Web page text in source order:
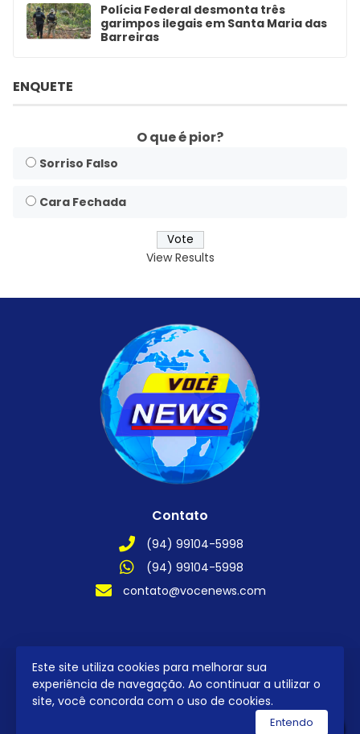
Polícia Federal desmonta três
garimpos ilegais em Santa Maria das
Barreiras
ENQUETE
O que é pior?
Sorriso Falso
Cara Fechada
View Results
Este site utiliza cookies para melhorar sua
experiência de navegação. Ao continuar a utilizar o
site, você concorda com o uso de cookies.
Entendo
Contato
(94) 99104-5998
(94) 99104-5998
contato@vocenews.com
2026 © Todos os direitos reservados.